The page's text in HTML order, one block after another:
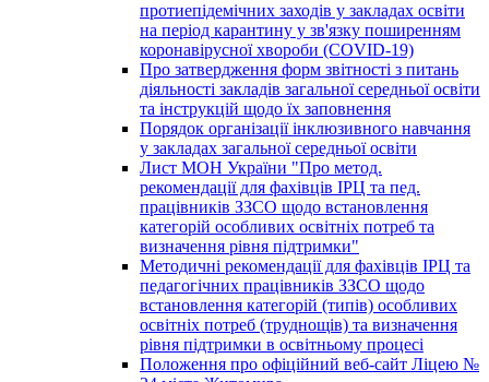
протиепідемічних заходів у закладах освіти
на період карантину у зв'язку поширенням
коронавірусної хвороби (COVID-19)
Про затвердження форм звітності з питань
діяльності закладів загальної середньої освіти
та інструкцій щодо їх заповнення
Порядок організації інклюзивного навчання
у закладах загальної середньої освіти
Лист МОН України "Про метод.
рекомендації для фахівців ІРЦ та пед.
працівників ЗЗСО щодо встановлення
категорій особливих освітніх потреб та
визначення рівня підтримки"
Методичні рекомендації для фахівців ІРЦ та
педагогічних працівників ЗЗСО щодо
встановлення категорій (типів) особливих
освітніх потреб (труднощів) та визначення
рівня підтримки в освітньому процесі
Положення про офіційний веб-сайт Ліцею №